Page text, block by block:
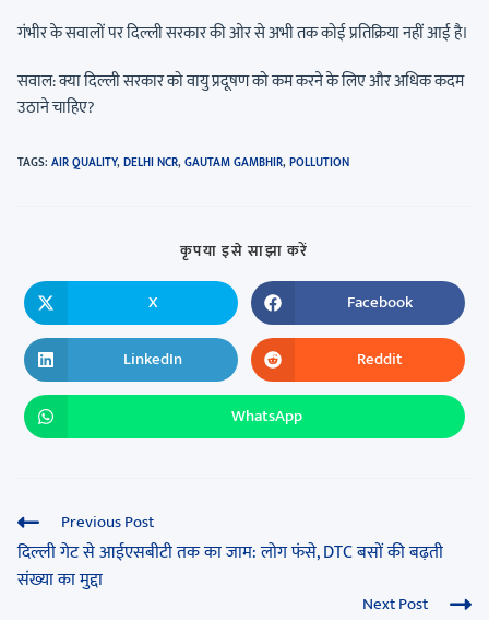
गंभीर के सवालों पर दिल्ली सरकार की ओर से अभी तक कोई प्रतिक्रिया नहीं आई है।
सवाल: क्या दिल्ली सरकार को वायु प्रदूषण को कम करने के लिए और अधिक कदम
उठाने चाहिए?
TAGS: AIR QUALITY,DELHI NCR,GAUTAM GAMBHIR,POLLUTION
कृपया इसे साझा करें
X Facebook
LinkedIn Reddit
WhatsApp
Previous Post
दिल्ली गेट से आईएसबीटी तक का जाम: लोग फंसे, DTC बसों की बढ़ती
संख्या का मुद्दा
Next Post